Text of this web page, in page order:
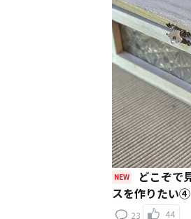
NEW
スを作りたい④
23 44